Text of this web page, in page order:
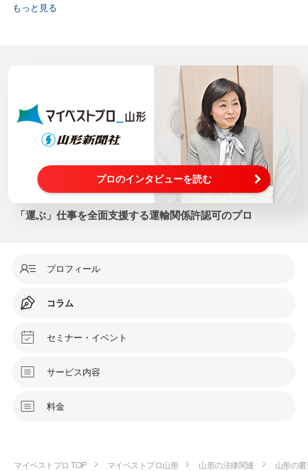
もっと見る
プロのインタビューを読む
「運ぶ」仕事を全面支援する運輸関係許認可のプロ
プロフィール
コラム
セミナー・イベント
サービス内容
料金
マイベストプロ TOP マイベストプロ山形 山形の法律関連 山形の